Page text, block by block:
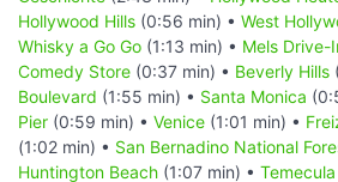
Hollywood Hills (0:56 min) • West
Whisky a Go Go (1:13 min) • Mels Drive-
Comedy Store (0:37 min) • Beverly Hills
Boulevard (1:55 min) • Santa Monica
Pier (0:59 min) • Venice (1:01 min) •
(1:02 min) • San Bernadino National
Huntington Beach (1:07 min) • Temecula